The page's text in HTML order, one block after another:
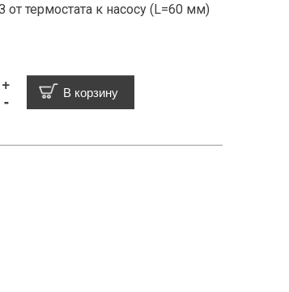
от термостата к насосу (L=60 мм)
-
+